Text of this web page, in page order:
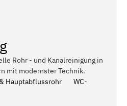
Rohr - und Kanalreinigung in
mit modernster Technik.
Hauptabflussrohr
WC-